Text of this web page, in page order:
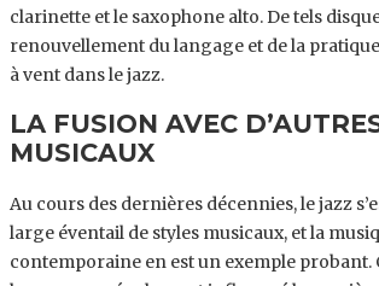
clarinette et le saxophone alto. De tels
renouvellement du langage et de la
à vent dans le jazz.
LA FUSION AVEC
MUSICAUX
Au cours des dernières décennies, le jazz
large éventail de styles musicaux, et la
contemporaine en est un exemple probant.